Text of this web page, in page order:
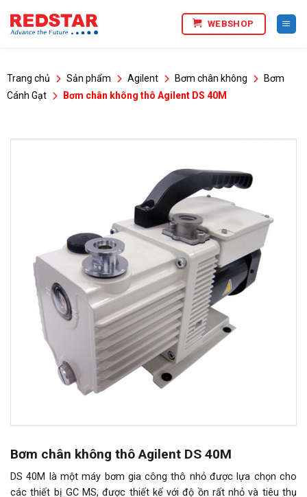
qua
WEBSHOP
Trang chủ Sản phẩm Agilent Bơm chân không
Bơm
Cánh Gạt
Bơm chân không thô Agilent DS 40M
Bơm chân không thô Agilent DS 40M
DS 40M là một máy bơm gia công thô nhỏ được lựa chọn cho
các thiết bị GC MS, được thiết kế với độ ồn rất nhỏ và tiêu thụ